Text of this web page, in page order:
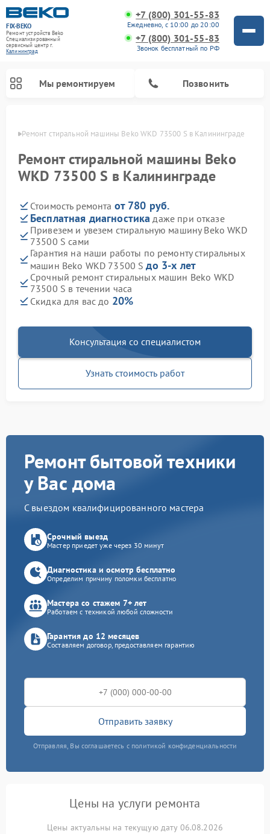
FIX-BEKO
Ремонт устройств Beko
Специализированный
cервисный центр г.
Калининград
+7 (800) 301-55-83
Ежедневно, с 10:00 до 20:00
+7 (800) 301-55-83
Звонок бесплатный по РФ
Мы ремонтируем Позвонить
Ремонт стиральной машины Beko WKD 73500 S в Калининграде
Ремонт стиральной машины Beko
WKD 73500 S в Калининграде
Стоимость ремонта от 780 руб.
Бесплатная диагностика даже при отказе
Привезем и увезем стиральную машину Beko WKD
73500 S сами
Гарантия на наши работы по ремонту стиральных
машин Beko WKD 73500 Sдо 3-х лет
Срочный ремонт стиральных машин Beko WKD
73500 S в течении часа
Скидка для вас до 20%
Консультация со специалистом
Узнать стоимость работ
Ремонт бытовой техники
у Вас дома
С выездом квалифицированного мастера
Срочный выезд
Мастер приедет уже через 30 минут
Диагностика и осмотр бесплатно
Определим причину поломки бесплатно
Мастера со стажем 7+ лет
Работаем с техникой любой сложности
Гарантия до 12 месяцев
Составляем договор, предоставляем гарантию
Отправить заявку
Отправляя, Вы соглашаетесь с политикой конфиденциальности
Цены на услуги ремонта
Цены актуальны на текущую дату 06.08.2026